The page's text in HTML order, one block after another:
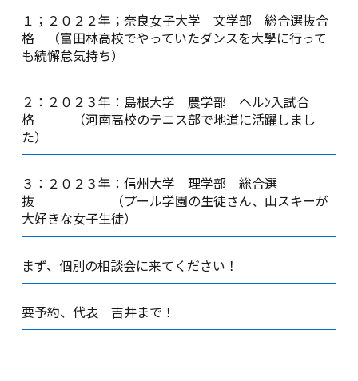
１；２０２２年；奈良女子大学 文学部 総合選抜合
格 （富田林高校でやっていたダンスを大學に行って
も続懈怠気持ち）
２：２０２３年：島根大学 農学部 ヘルﾝ入試合
格 （河南高校のテニス部で地道に活躍しまし
た）
３：２０２３年：信州大学 理学部 総合選
抜 （プール学園の生徒さん、山スキーが
大好きな女子生徒）
まず、個別の相談会に来てください！
要予約、代表 吉井まで！